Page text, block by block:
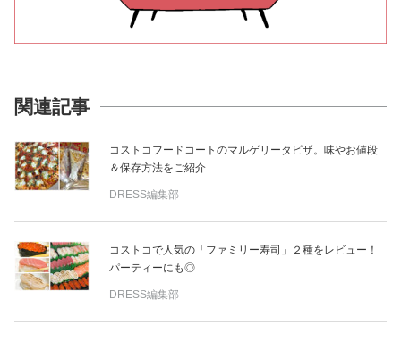
関連記事
コストコフードコートのマルゲリータピザ。味やお値段
＆保存方法をご紹介
DRESS編集部
コストコで人気の「ファミリー寿司」２種をレビュー！
パーティーにも◎
DRESS編集部